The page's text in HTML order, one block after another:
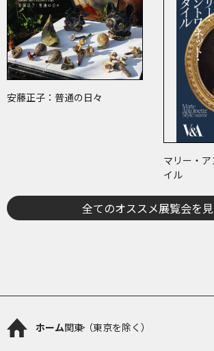
安藤正子：普通の日々
マリー・
イル
全てのオススメ展覧会を
ホーム関東（東京を除く）